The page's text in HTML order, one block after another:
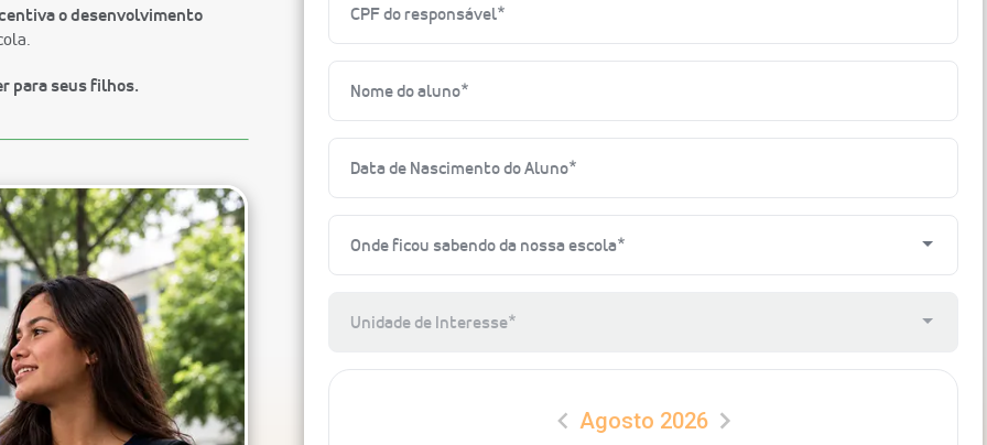
o desenvolvimento
para seus filhos.